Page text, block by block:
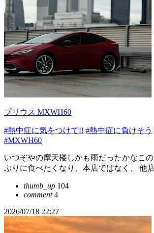
プリウス MXWH60
#熱中症に気をつけて!! #熱中症に負けそう
#MXWH60
いつぞやの摩天楼しかも雨だったかなこ
ぶりに食べたくなり、本店ではなく、 他
thumb_up 104
comment4
2026/07/18 22:27